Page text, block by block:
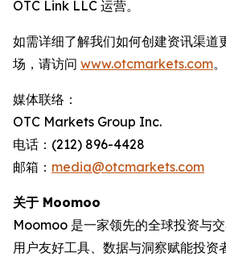
OTC Link LLC 运营。
如需详细了解我们如何创建资讯渠道
场，请访问 www.otcmarkets.com。
媒体联络：
OTC Markets Group Inc.
电话：(212) 896-4428
邮箱： media@otcmarkets.com
关于 Moomoo
Moomoo 是一家领先的全球投资与
用户友好工具、数据与洞察赋能投资